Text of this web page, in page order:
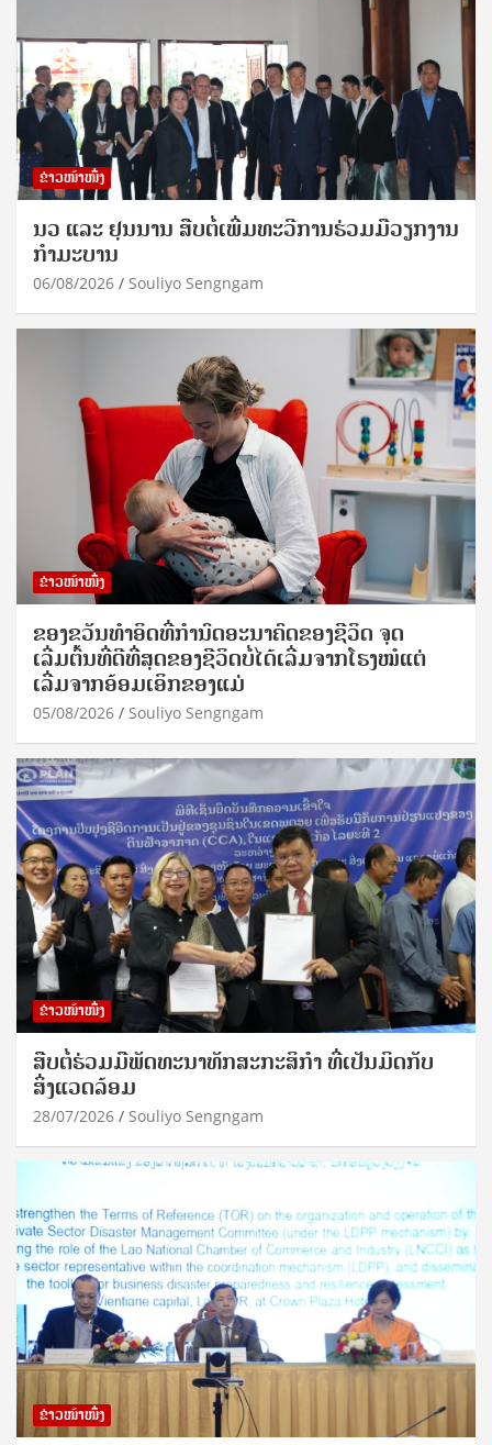
ຂ່າວໜ້າໜຶ່ງ
ນວ ແລະ ຢຸນນານ ສືບຕໍ່ເພີ່ມທະວີການຮ່ວມມືວຽກງານ
ກຳມະບານ
06/08/2026 Souliyo Sengngam
ຂ່າວໜ້າໜຶ່ງ
ຂອງຂວັນທໍາອິດທີ່ກໍານົດອະນາຄົດຂອງຊີວິດ ຈຸດ
ເລີ່ມຕົ້ນທີ່ດີທີ່ສຸດຂອງຊີວິດບໍ່ໄດ້ເລີ່ມຈາກໂຮງໝໍແຕ່
ເລີ່ມຈາກອ້ອມເອິກຂອງແມ່
05/08/2026 Souliyo Sengngam
ຂ່າວໜ້າໜຶ່ງ
ສືບຕໍ່ຮ່ວມມືພັດທະນາທັກສະກະສິກຳ ທີ່ເປັນມິດກັບ
ສິ່ງແວດລ້ອມ
28/07/2026 Souliyo Sengngam
ຂ່າວໜ້າໜຶ່ງ